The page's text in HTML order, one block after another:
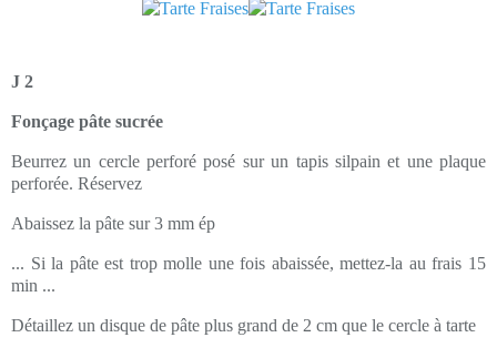
J 2
Fonçage pâte sucrée
Beurrez un cercle perforé posé sur un tapis silpain et une plaque
perforée. Réservez
Abaissez la pâte sur 3 mm ép
... Si la pâte est trop molle une fois abaissée, mettez-la au frais 15
min ...
Détaillez un disque de pâte plus grand de 2 cm que le cercle à tarte